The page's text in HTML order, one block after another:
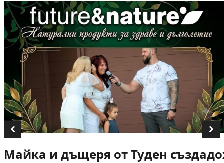
Майка и дъщеря от Туден